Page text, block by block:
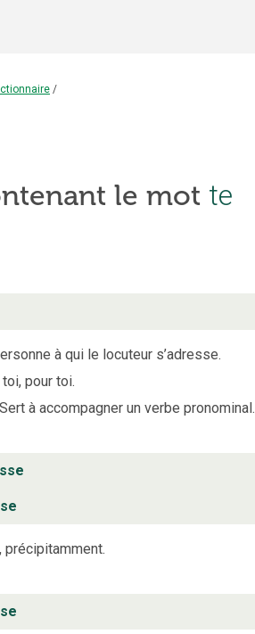
/
le mot te
à qui le locuteur s’adresse.
toi, pour toi.
Sert à accompagner un verbe pronominal.
précipitamment.